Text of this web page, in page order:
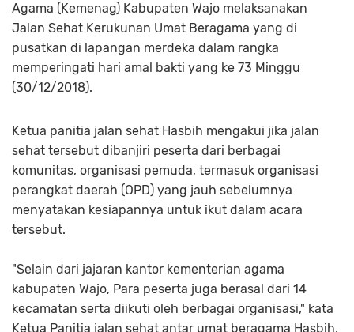
Agama (Kemenag) Kabupaten Wajo melaksanakan
Jalan Sehat Kerukunan Umat Beragama yang di
pusatkan di lapangan merdeka dalam rangka
memperingati hari amal bakti yang ke 73 Minggu
(30/12/2018).
Ketua panitia jalan sehat Hasbih mengakui jika jalan
sehat tersebut dibanjiri peserta dari berbagai
komunitas, organisasi pemuda, termasuk organisasi
perangkat daerah (OPD) yang jauh sebelumnya
menyatakan kesiapannya untuk ikut dalam acara
tersebut.
"Selain dari jajaran kantor kementerian agama
kabupaten Wajo, Para peserta juga berasal dari 14
kecamatan serta diikuti oleh berbagai organisasi," kata
Ketua Panitia jalan sehat antar umat beragama Hasbih.